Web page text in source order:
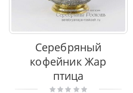
Серебряный
кофейник Жар
птица